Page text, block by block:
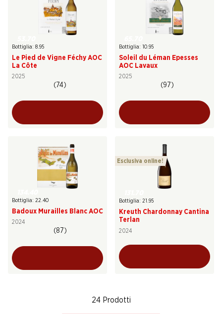
Bottiglia: 8.95
Le Pied de Vigne Féchy AOC
La Côte
2025
(74)
Bottiglia: 10.95
Soleil du Léman Epesses
AOC Lavaux
2025
(97)
Bottiglia: 22.40
Badoux Murailles Blanc AOC
2024
(87)
Esclusiva online!
Bottiglia: 21.95
Kreuth Chardonnay Cantina
Terlan
2024
24 Prodotti